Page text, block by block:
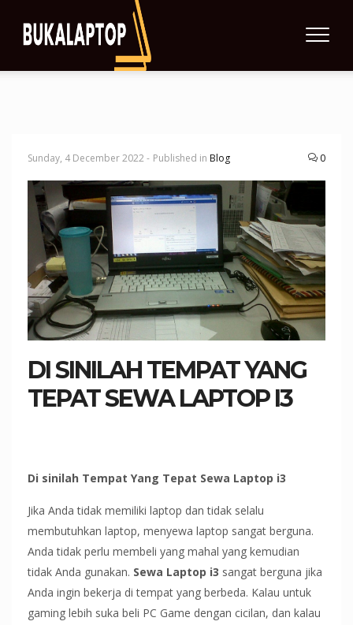
Sunday, 4 December 2022 - Published in Blog 0
DI SINILAH TEMPAT YANG
TEPAT SEWA LAPTOP I3
Di sinilah Tempat Yang Tepat Sewa Laptop i3
Jika Anda tidak memiliki laptop dan tidak selalu
membutuhkan laptop, menyewa laptop sangat berguna.
Anda tidak perlu membeli yang mahal yang kemudian
tidak Anda gunakan. Sewa Laptop i3 sangat berguna jika
Anda ingin bekerja di tempat yang berbeda. Kalau untuk
gaming lebih suka beli PC Game dengan cicilan, dan kalau